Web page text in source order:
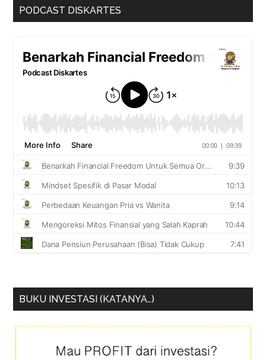
PODCAST DISKARTES
BUKU INVESTASI (KATANYA…)